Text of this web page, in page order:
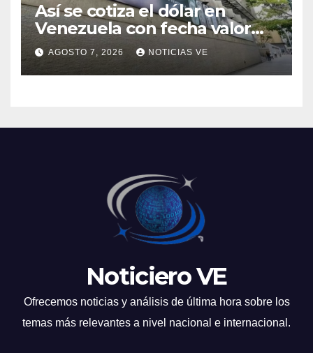
Así se cotiza el dólar en
Venezuela con fecha valor
lunes 10 de agosto de 2026
AGOSTO 7, 2026 NOTICIAS VE
Noticiero VE
Ofrecemos noticias y análisis de última hora sobre los
temas más relevantes a nivel nacional e internacional.